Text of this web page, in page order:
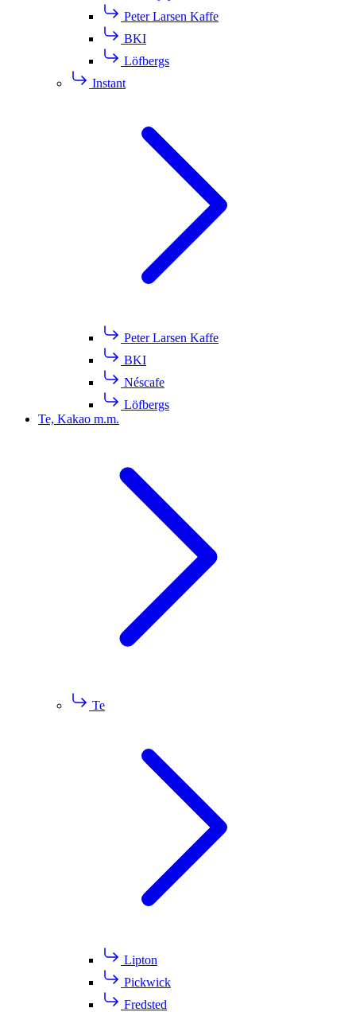
Peter Larsen Kaffe
BKI
Löfbergs
Instant
Peter Larsen Kaffe
BKI
Néscafe
Löfbergs
Te, Kakao m.m.
Te
Lipton
Pickwick
Fredsted